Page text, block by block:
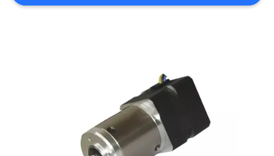
KEBIJAKAN